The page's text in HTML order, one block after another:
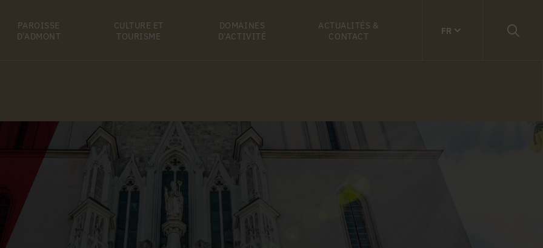
PAROISSE
D'ADMONT
CULTURE ET
TOURISME
DOMAINES
D'ACTIVITÉ
ACTUALITÉS &
CONTACT
FR